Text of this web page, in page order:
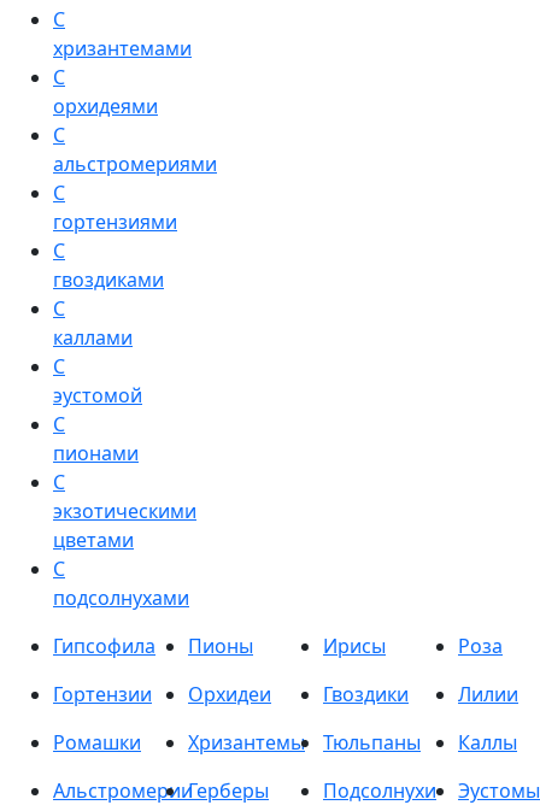
С
хризантемами
С
орхидеями
С
альстромериями
С
гортензиями
С
гвоздиками
С
каллами
С
эустомой
С
пионами
С
экзотическими
цветами
С
подсолнухами
Гипсофила
Пионы Ирисы
Роза
Гортензии
Орхидеи Гвоздики
Лилии
Ромашки
Хризантемы Тюльпаны
Каллы
АльстромерииГерберы Подсолнухи
Эустомы